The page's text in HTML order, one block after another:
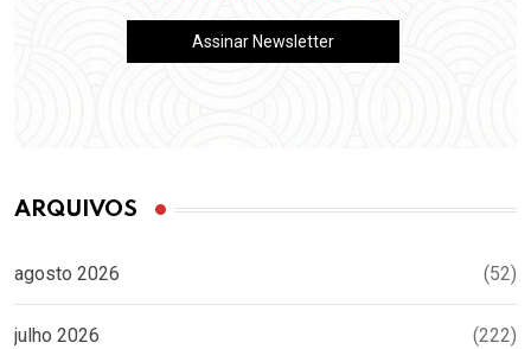
ARQUIVOS
agosto 2026 (52)
julho 2026 (222)